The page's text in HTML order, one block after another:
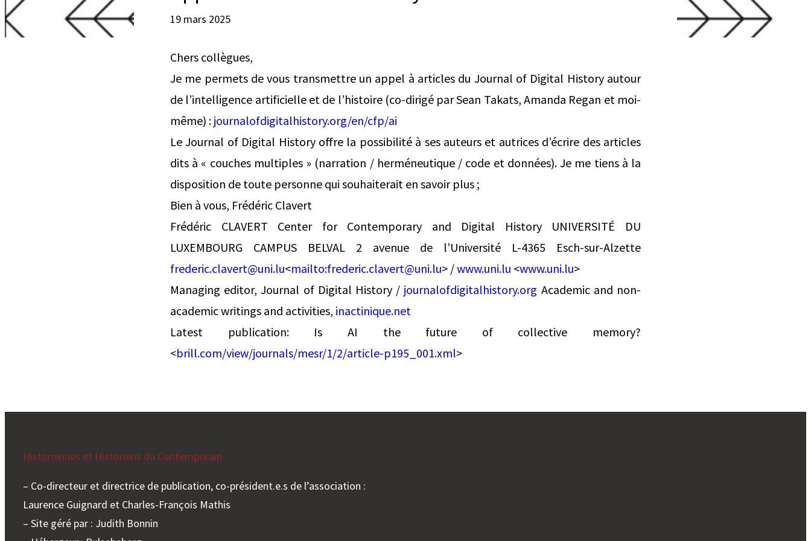
19 mars 2025
Chers collègues,
Je me permets de vous transmettre un appel à articles du Journal of Digital History autour
de l’intelligence artificielle et de l’histoire (co-dirigé par Sean Takats, Amanda Regan et moi-
même) : journalofdigitalhistory.org/en/cfp/ai
Le Journal of Digital History offre la possibilité à ses auteurs et autrices d’écrire des articles
dits à « couches multiples » (narration / herméneutique / code et données). Je me tiens à la
disposition de toute personne qui souhaiterait en savoir plus ;
Bien à vous, Frédéric Clavert
Frédéric CLAVERT Center for Contemporary and Digital History UNIVERSITÉ DU
LUXEMBOURG CAMPUS BELVAL 2 avenue de l’Université L-4365 Esch-sur-Alzette
frederic.clavert@uni.lu<mailto:frederic.clavert@uni.lu> /www.uni.lu <www.uni.lu>
Managing editor, Journal of Digital History / journalofdigitalhistory.org Academic and non-
academic writings and activities, inactinique.net
Latest publication: Is AI the future of collective memory?
<brill.com/view/journals/mesr/1/2/article-p195_001.xml>
Historiennes et Historiens du Contemporain
– Co-directeur et directrice de publication, co-président.e.s de l’association :
Laurence Guignard et Charles-François Mathis
– Site géré par : Judith Bonnin